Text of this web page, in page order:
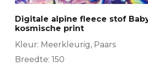
Digitale alpine fleece stof
kosmische print
Kleur: Meerkleurig, Paars
Breedte: 150